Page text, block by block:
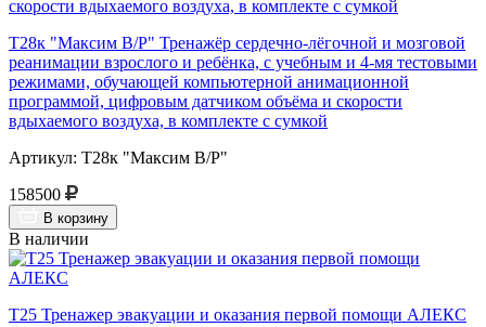
Т28к "Максим В/Р" Тренажёр сердечно-лёгочной и мозговой
реанимации взрослого и ребёнка, с учебным и 4-мя тестовыми
режимами, обучающей компьютерной анимационной
программой, цифровым датчиком объёма и скорости
вдыхаемого воздуха, в комплекте с сумкой
Артикул: Т28к "Максим В/Р"
158500
В корзину
В наличии
Т25 Тренажер эвакуации и оказания первой помощи АЛЕКС